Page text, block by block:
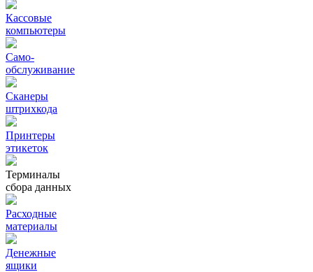
Кассовые
компьютеры
Само-
обслуживание
Сканеры
штрихкода
Принтеры
этикеток
Терминалы
сбора данных
Расходные
материалы
Денежные
ящики